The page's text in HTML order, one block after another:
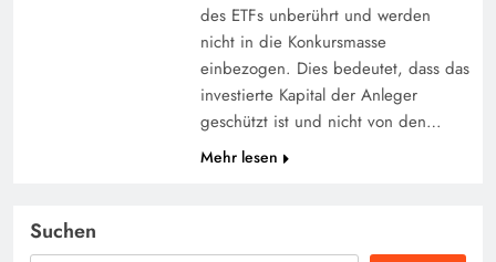
des ETFs unberührt und werden
nicht in die Konkursmasse
einbezogen. Dies bedeutet, dass das
investierte Kapital der Anleger
geschützt ist und nicht von den…
Mehr lesen
Suchen